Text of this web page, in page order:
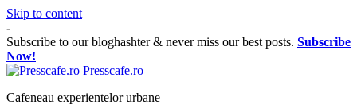
Skip to content
-
Subscribe to our bloghashter & never miss our best posts. Subscribe
Now!
Presscafe.ro
Cafeneau experientelor urbane